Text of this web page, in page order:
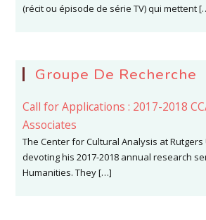
(récit ou épisode de série TV) qui mettent
Groupe De Recherche
Call for Applications : 2017-2018
Associates
The Center for Cultural Analysis at
devoting his 2017-2018 annual research
Humanities. They […]